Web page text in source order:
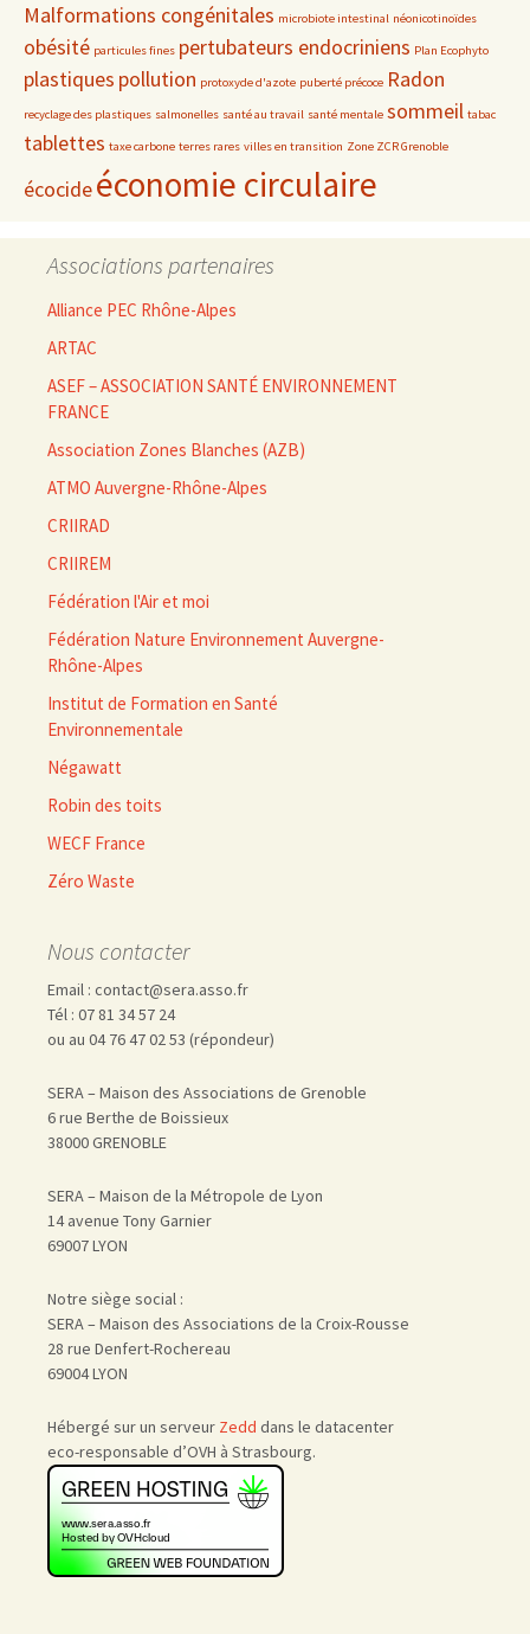
Malformations congénitales microbiote intestinal néonicotinoïdes
obésité particules fines pertubateurs endocriniens Plan Ecophyto
plastiques pollution protoxyde d'azote puberté précoce Radon
recyclage des plastiques salmonelles santé au travail santé mentale sommeil tabac
tablettes taxe carbone terres rares villes en transition Zone ZCR Grenoble
écocideéconomie circulaire
Associations partenaires
Alliance PEC Rhône-Alpes
ARTAC
ASEF – ASSOCIATION SANTÉ ENVIRONNEMENT
FRANCE
Association Zones Blanches (AZB)
ATMO Auvergne-Rhône-Alpes
CRIIRAD
CRIIREM
Fédération l'Air et moi
Fédération Nature Environnement Auvergne-
Rhône-Alpes
Institut de Formation en Santé
Environnementale
Négawatt
Robin des toits
WECF France
Zéro Waste
Nous contacter
Email : contact@sera.asso.fr
Tél : 07 81 34 57 24
ou au 04 76 47 02 53 (répondeur)
SERA – Maison des Associations de Grenoble
6 rue Berthe de Boissieux
38000 GRENOBLE
SERA – Maison de la Métropole de Lyon
14 avenue Tony Garnier
69007 LYON
Notre siège social :
SERA – Maison des Associations de la Croix-Rousse
28 rue Denfert-Rochereau
69004 LYON
Hébergé sur un serveur Zedd dans le datacenter
eco-responsable d’OVH à Strasbourg.